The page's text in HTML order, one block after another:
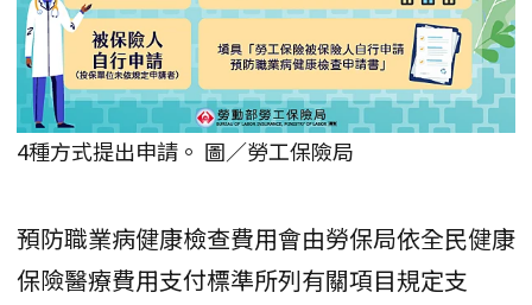
4種方式提出申請。 圖／勞工保險局
預防職業病健康檢查費用會由勞保局依全民健康
保險醫療費用支付標準所列有關項目規定支